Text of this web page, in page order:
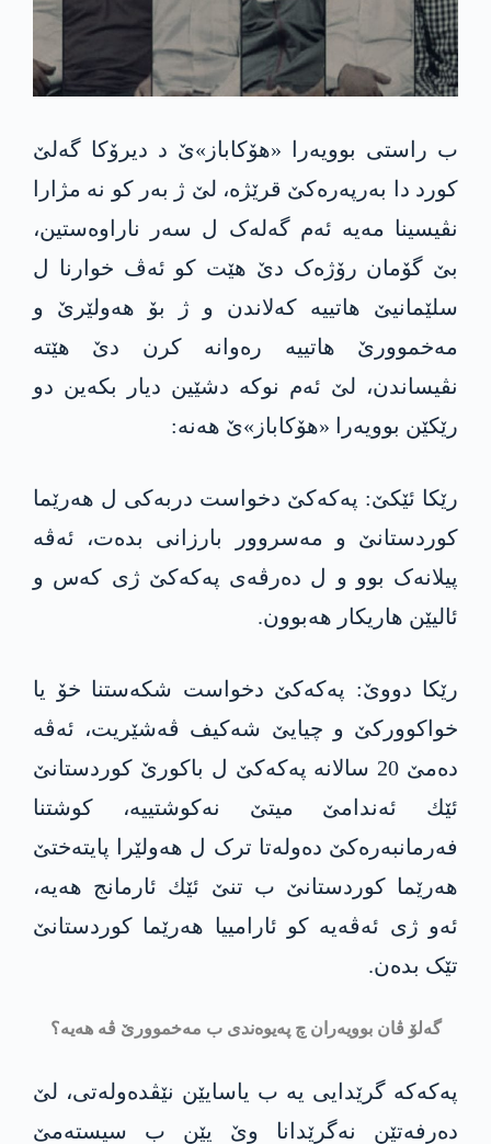
ب راستی بوویەرا «ھۆکاباز»ێ د دیرۆکا گەلێ
کورد دا به‌رپه‌ره‌كێ قرێژە، لێ ژ به‌ر كو نە مژارا
نڤیسینا مەیە ئەم گەلەک ل سەر ناراوەستین،
بێ گۆمان رۆژەک دێ هێت کو ئەڤ خوارنا ل
سلێمانیێ ھاتيیە کەلاندن و ژ بۆ ھەولێرێ و
مه‌خموورێ ھاتییە رەوانە کرن دێ هێتە
نڤیساندن، لێ ئەم نوکە دشێین دیار بکەین دو
رێكێن بوویه‌را «ھۆکاباز»ێ ھەنە:
رێكا ئێكێ: په‌كه‌كێ‌ دخواست دربه‌کی ل ھەرێما
کوردستانێ و مەسروور بارزانی بدەت، ئەڤە
پیلانەک بوو و ل دەرڤەی په‌كه‌كێ ژی کەس و
ئالیێن ھاریکار ھەبوون.
رێكا دووێ: په‌كه‌كێ دخواست شكه‌ستنا خۆ یا
خواکوورکێ و چیایێ شەکیف ڤەشێریت، ئەڤە
دەمێ 20 سالانە په‌كه‌كێ‌ ل باکورێ کوردستانێ
ئێك ئەندامێ میتێ نەکوشتییە، کوشتنا
فەرمانبەرەکێ دەولەتا ترک ل هەولێرا پایتەختێ
هەرێما کوردستانێ ب تنێ ئێك ئارمانج هەیە،
ئەو ژی ئەڤەیە کو ئارامییا هەرێما کوردستانێ
تێک بدەن.
گەلۆ ڤان بوویەران چ په‌یوه‌ندی ب مەخموورێ ڤە ھەیە؟
په‌كه‌كه‌ گرێدایی یە ب یاسایێن نێڤدەولەتی، لێ
دەرفەتێن نەگرێدانا وێ یێن ب سیستەمێ